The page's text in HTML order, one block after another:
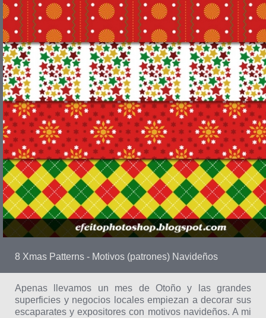
8 Xmas Patterns - Motivos (patrones) Navideños
Apenas llevamos un mes de Otoño y las grandes
superficies y negocios locales empiezan a decorar sus
escaparates y expositores con motivos navideños. A mi